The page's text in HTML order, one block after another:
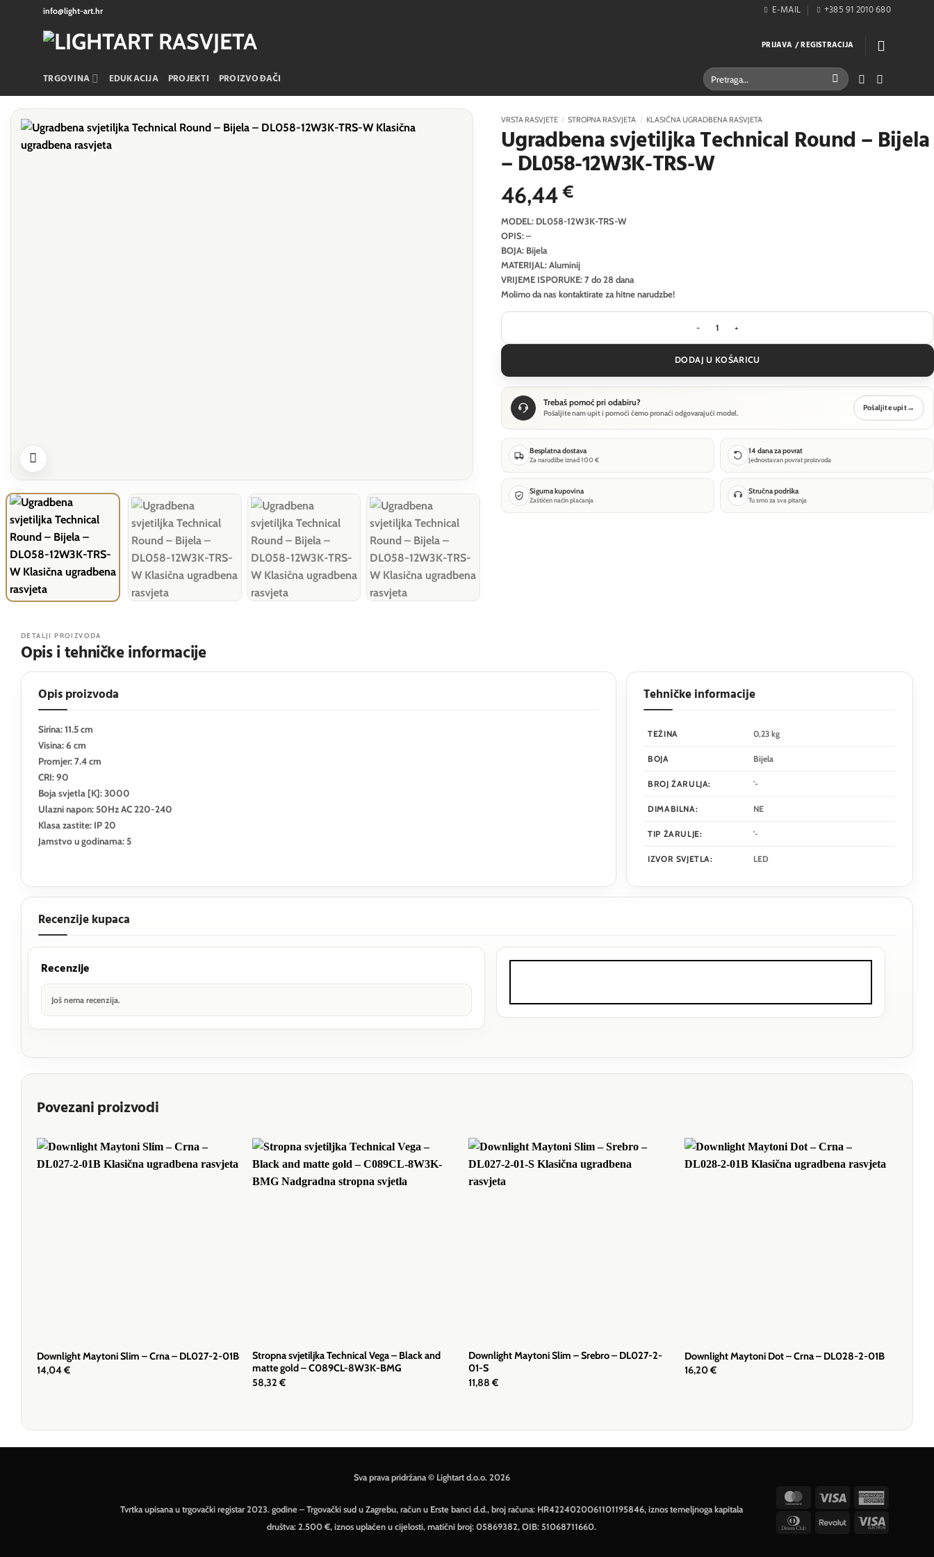
info@light-art.hr E-MAIL +385 91 2010 680
PRIJAVA / REGISTRACIJA
TRGOVINA EDUKACIJA PROJEKTI PROIZVOĐAČI Pretraži:
VRSTA RASVJETE / STROPNA RASVJETA / KLASIČNA UGRADBENA RASVJETA
Ugradbena svjetiljka Technical Round – Bijela
– DL058-12W3K-TRS-W
46,44€
MODEL: DL058-12W3K-TRS-W
OPIS: –
BOJA: Bijela
MATERIJAL: Aluminij
VRIJEME ISPORUKE: 7 do 28 dana
Molimo da nas kontaktirate za hitne narudzbe!
Ugradbena svjetiljka Technical Round - Bijela -
DODAJ U KOŠARICU
Trebaš pomoć pri odabiru?
Pošaljite nam upit i pomoći ćemo pronaći odgovarajući model.
Pošaljite upit→
Besplatna dostava
Za narudžbe iznad 100 €
14 dana za povrat
Jednostavan povrat proizvoda
Sigurna kupovina
Zaštićen način plaćanja
Stručna podrška
Tu smo za sva pitanja
DETALJI PROIZVODA
Opis i tehničke informacije
Opis proizvoda
Sirina: 11.5 cm
Visina: 6 cm
Promjer: 7.4 cm
CRI: 90
Boja svjetla [K]: 3000
Ulazni napon: 50Hz AC 220-240
Klasa zastite: IP 20
Jamstvo u godinama: 5
Tehničke informacije
TEŽINA 0,23 kg
BOJA Bijela
BROJ ŽARULJA: '-
DIMABILNA: NE
TIP ŽARULJE: '-
IZVOR SVJETLA: LED
Recenzije kupaca
Recenzije
Još nema recenzija.
Povezani proizvodi
Downlight Maytoni Slim – Crna – DL027-2-01B
14,04€
Stropna svjetiljka Technical Vega – Black and
matte gold – C089CL-8W3K-BMG
58,32€
Downlight Maytoni Slim – Srebro – DL027-2-
01-S
11,88€
Downlight Maytoni Dot – Crna – DL028-2-01B
16,20€
Sva prava pridržana © Lightart d.o.o. 2026
Tvrtka upisana u trgovački registar 2023. godine – Trgovački sud u Zagrebu, račun u Erste banci d.d., broj računa: HR4224020061101195846, iznos temeljnoga kapitala
društva: 2.500 €, iznos uplaćen u cijelosti, matični broj: 05869382, OIB: 51068711660.
MasterCard
Visa
DinnersRevolutVisa